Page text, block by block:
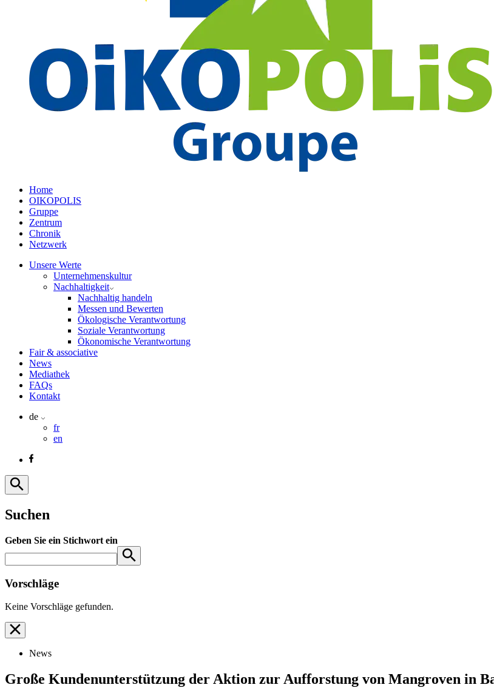
Home
OIKOPOLIS
Gruppe
Zentrum
Chronik
Netzwerk
Unsere Werte
Unternehmenskultur
Nachhaltigkeit
Nachhaltig handeln
Messen und Bewerten
Ökologische Verantwortung
Soziale Verantwortung
Ökonomische Verantwortung
Fair & associative
News
Mediathek
FAQs
Kontakt
de
fr
en
Suchen
Geben Sie ein Stichwort ein
Vorschläge
Keine Vorschläge gefunden.
News
Große Kundenunterstützung der Aktion zur Aufforstung von Mangroven in